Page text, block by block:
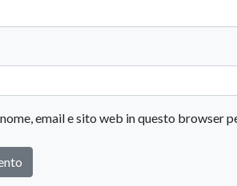
email e sito web in questo browser